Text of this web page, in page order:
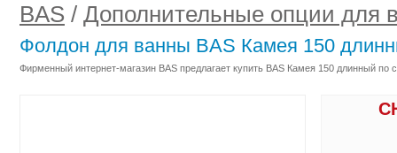
BAS / Дополнительные опции для
Фолдон для ванны BAS Камея 150
Фирменный интернет-магазин BAS предлагает купить BAS Камея 150 длинный